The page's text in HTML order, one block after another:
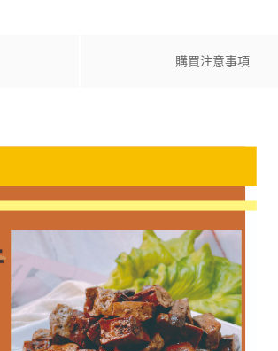
購買注意事項